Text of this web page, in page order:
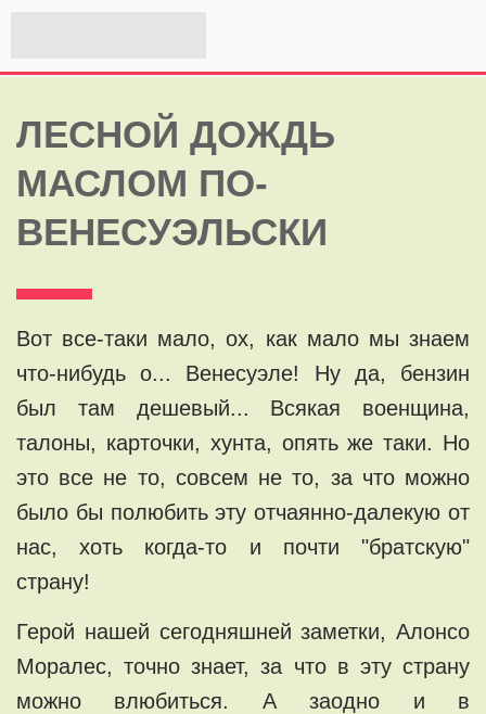
ЛЕСНОЙ ДОЖДЬ
МАСЛОМ ПО-
ВЕНЕСУЭЛЬСКИ
Вот все-таки мало, ох, как мало мы знаем
что-нибудь о... Венесуэле! Ну да, бензин
был там дешевый... Всякая военщина,
талоны, карточки, хунта, опять же таки. Но
это все не то, совсем не то, за что можно
было бы полюбить эту отчаянно-далекую от
нас, хоть когда-то и почти "братскую"
страну!
Герой нашей сегодняшней заметки, Алонсо
Моралес, точно знает, за что в эту страну
можно влюбиться. А заодно и в